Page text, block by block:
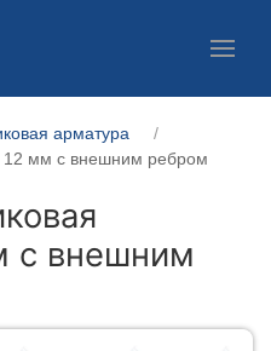
арматура
12 мм с внешним ребром
с внешним